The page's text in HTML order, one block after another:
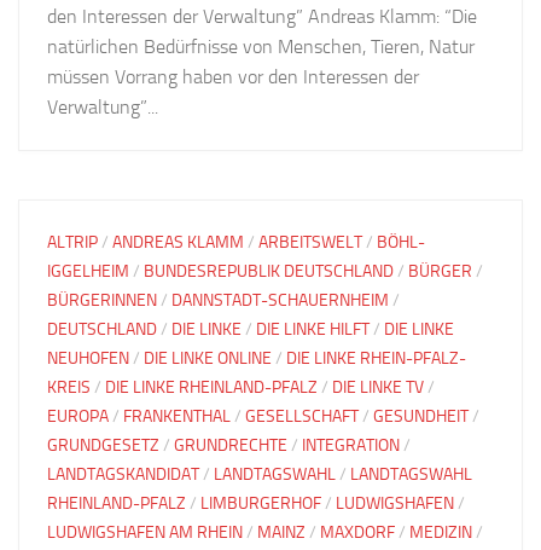
den Interessen der Verwaltung” Andreas Klamm: “Die
natürlichen Bedürfnisse von Menschen, Tieren, Natur
müssen Vorrang haben vor den Interessen der
Verwaltung”...
ALTRIP/ ANDREAS KLAMM / ARBEITSWELT/ BÖHL-
IGGELHEIM / BUNDESREPUBLIK DEUTSCHLAND/ BÜRGER /
BÜRGERINNEN/ DANNSTADT-SCHAUERNHEIM /
DEUTSCHLAND/ DIE LINKE / DIE LINKE HILFT/ DIE LINKE
NEUHOFEN/ DIE LINKE ONLINE / DIE LINKE RHEIN-PFALZ-
KREIS / DIE LINKE RHEINLAND-PFALZ / DIE LINKE TV/
EUROPA/ FRANKENTHAL/ GESELLSCHAFT/ GESUNDHEIT/
GRUNDGESETZ / GRUNDRECHTE / INTEGRATION/
LANDTAGSKANDIDAT/ LANDTAGSWAHL/ LANDTAGSWAHL
RHEINLAND-PFALZ / LIMBURGERHOF/ LUDWIGSHAFEN/
LUDWIGSHAFEN AM RHEIN/ MAINZ / MAXDORF/ MEDIZIN/